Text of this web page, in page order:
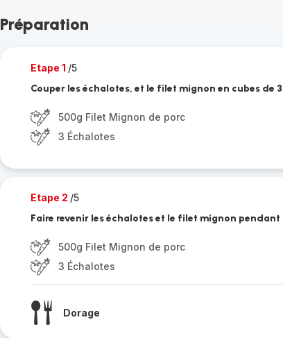
Préparation
Etape 1 /5
Couper les échalotes, et le filet mignon en cubes de
500g Filet Mignon de porc
3 Échalotes
Etape 2 /5
Faire revenir les échalotes et le filet mignon pendant
500g Filet Mignon de porc
3 Échalotes
Dorage